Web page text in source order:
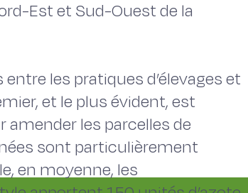
Est et Sud-Ouest de la
les pratiques d’élevages et
et le plus évident, est
amender les parcelles de
sont particulièrement
en moyenne, les